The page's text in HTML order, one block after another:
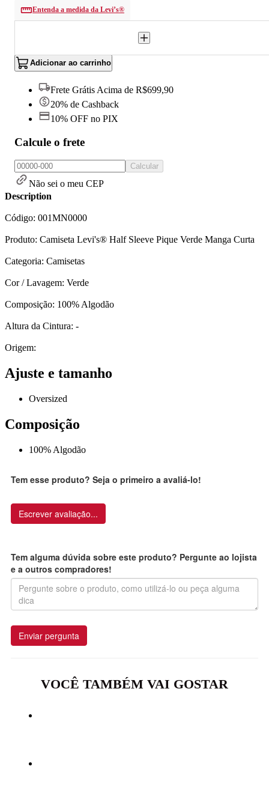
Entenda a medida da Levi’s®
Adicionar ao carrinho
Frete Grátis Acima de R$699,90
20% de Cashback
10% OFF no PIX
Calcule o frete
Calcular
Não sei o meu CEP
Description
Código: 001MN0000
Produto: Camiseta Levi's® Half Sleeve Pique Verde Manga Curta
Categoria: Camisetas
Cor / Lavagem: Verde
Composição: 100% Algodão
Altura da Cintura: -
Origem:
Ajuste e tamanho
Oversized
Composição
100% Algodão
Tem esse produto? Seja o primeiro a avaliá-lo!
Escrever avaliação...
Tem alguma dúvida sobre este produto? Pergunte ao lojista
e a outros compradores!
Enviar pergunta
VOCÊ TAMBÉM VAI GOSTAR